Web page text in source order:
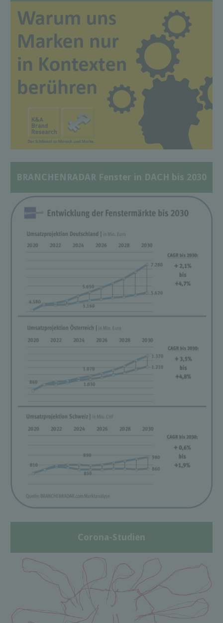
BRANCHENRADAR Fenster in DACH bis 2030
Corona-Studien